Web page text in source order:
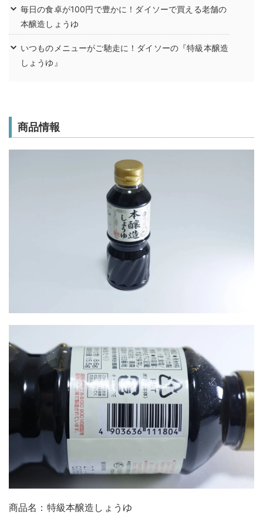
毎日の食卓が100円で豊かに！ダイソーで買える老舗の
本醸造しょうゆ
いつものメニューがご馳走に！ダイソーの『特級本醸造
しょうゆ』
商品情報
商品名：特級本醸造しょうゆ